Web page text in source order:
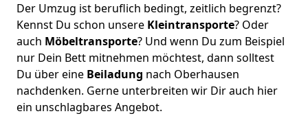
Der Umzug ist beruflich bedingt, zeitlich begrenzt?
Kennst Du schon unsere Kleintransporte? Oder
auch Möbeltransporte? Und wenn Du zum Beispiel
nur Dein Bett mitnehmen möchtest, dann solltest
Du über eine Beiladung nach Oberhausen
nachdenken. Gerne unterbreiten wir Dir auch hier
ein unschlagbares Angebot.